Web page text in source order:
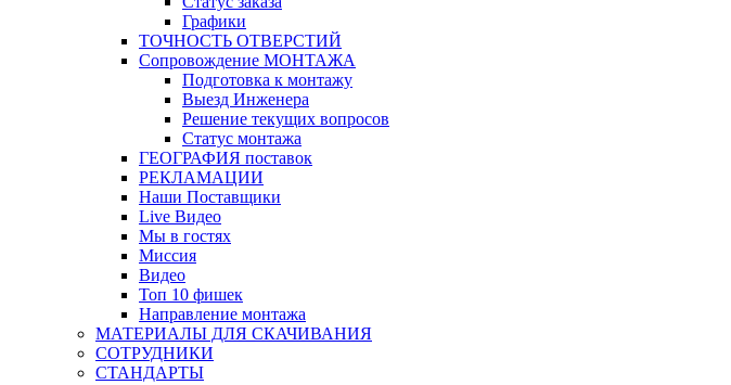
Графики
ТОЧНОСТЬ ОТВЕРСТИЙ
Сопровождение МОНТАЖА
Подготовка к монтажу
Выезд Инженера
Решение текущих вопросов
Статус монтажа
ГЕОГРАФИЯ поставок
РЕКЛАМАЦИИ
Наши Поставщики
Live Видео
Мы в гостях
Миссия
Видео
Топ 10 фишек
Направление монтажа
МАТЕРИАЛЫ ДЛЯ СКАЧИВАНИЯ
СОТРУДНИКИ
СТАНДАРТЫ